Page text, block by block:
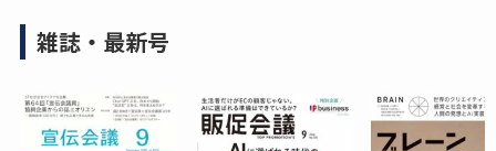
雑誌・最新号